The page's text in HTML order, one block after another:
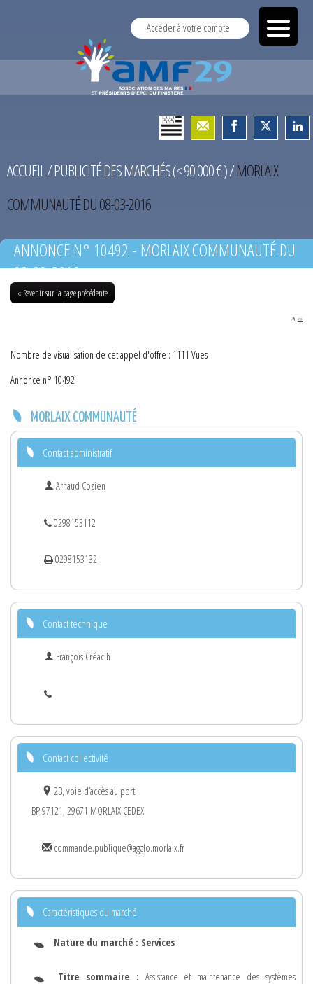
Accéder à votre compte
ACCUEIL/PUBLICITÉ DES MARCHÉS (< 90 000 € )/MORLAIX
COMMUNAUTÉ DU 08-03-2016
ANNONCE N° 10492 - MORLAIX COMMUNAUTÉ DU
08-03-2016
« Revenir sur la page précédente
PDF
Nombre de visualisation de cet appel d'offre : 1111 Vues
Annonce n° 10492
MORLAIX COMMUNAUTÉ
Contact administratif
Arnaud Cozien
0298153112
0298153132
Contact technique
François Créac'h
Contact collectivité
2B, voie d’accès au port
BP 97121, 29671 MORLAIX CEDEX
commande.publique@agglo.morlaix.fr
Caractéristiques du marché
Nature du marché : Services
Titre sommaire : Assistance et maintenance des systèmes